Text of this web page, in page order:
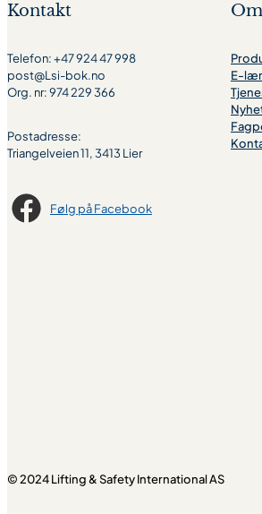
Kontakt
Telefon: +47 924 47 998
post@Lsi-bok.no
Org. nr: 974 229 366
Postadresse:
Triangelveien 11, 3413 Lier
Følg på Facebook
E-
© 2024 Lifting & Safety International AS